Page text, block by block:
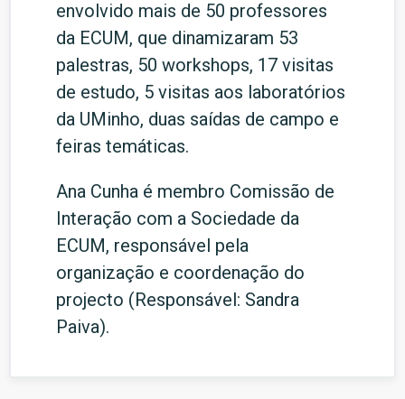
envolvido mais de 50 professores
da ECUM, que dinamizaram 53
palestras, 50 workshops, 17 visitas
de estudo, 5 visitas aos laboratórios
da UMinho, duas saídas de campo e
feiras temáticas.
Ana Cunha é membro Comissão de
Interação com a Sociedade da
ECUM, responsável pela
organização e coordenação do
projecto (Responsável: Sandra
Paiva).